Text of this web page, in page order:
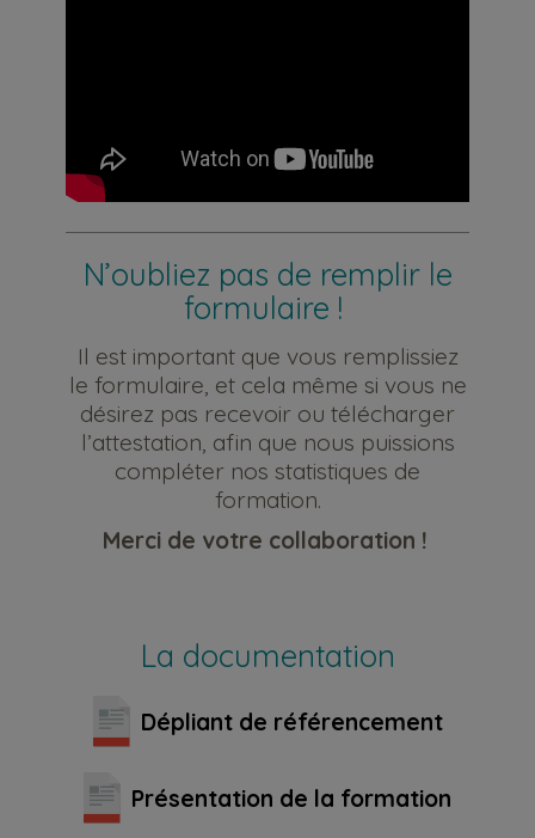
N’oubliez pas de remplir le
formulaire !
Il est important que vous remplissiez
le formulaire, et cela même si vous ne
désirez pas recevoir ou télécharger
l’attestation , afin que nous puissions
compléter nos statistiques de
formation.
Merci de votre collaboration !
La documentation
Dépliant de référencement
Présentation de la formation